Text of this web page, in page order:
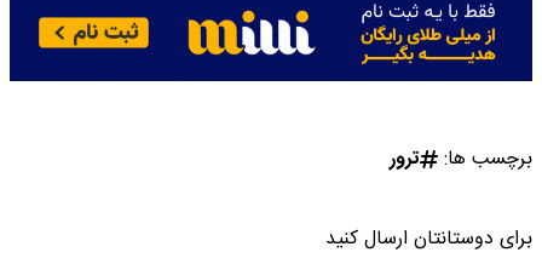
برچسب ها: ترور
برای دوستانتان ارسال کنید